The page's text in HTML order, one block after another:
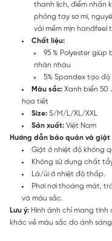
thanh lịch, điểm nhấn
phỏng tay sơ mi,
vải mềm mịn handfeel
Chất liệu:
95 % Polyester
nhăn nhàu
5% Spandex tạo
Màu sắc: Xanh biển
họa tiết
Size: S/M/L/XL/XXL
Sản xuất: Việt Nam
Hướng dẫn bảo quản và giặt
Giặt ở nhiệt độ không
Không sử dụng chất
Là/ủi ở nhiệt độ thấp.
Phơi nơi thoáng mát,
và màu sắc.
Lưu ý: Hình ảnh chỉ mang
khác về màu sắc do ánh